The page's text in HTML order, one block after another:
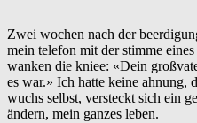
Zwei wochen nach der
mein telefon mit der stimme
wanken die kniee: «Dein
es war.» Ich hatte keine ahnung,
wuchs selbst, versteckt sich ein
ändern, mein ganzes leben.